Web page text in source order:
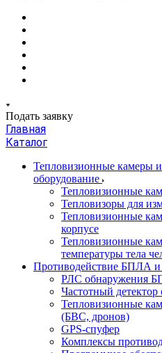
Подать заявку
Главная
Каталог
Тепловизионные камеры
оборудование
Тепловизионные
Тепловизоры для
Тепловизионные
корпусе
Тепловизионные
температуры тела
Противодействие БПЛА и
РЛС обнаружения
Частотный
Тепловизионные
(БВС, дронов)
GPS-спуфер
Комплексы